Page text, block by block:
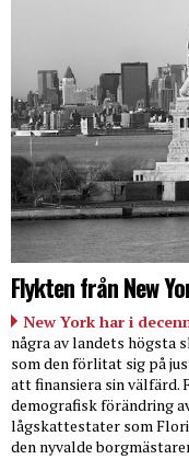
Flykten från New
New York har i
några av landets högsta
som den förlitat sig på
att finansiera sin välfärd.
demografisk förändring
lågskattestater som
den nyvalde